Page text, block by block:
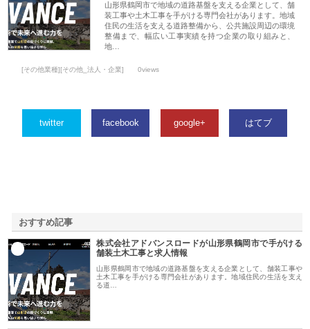
山形県鶴岡市で地域の道路基盤を支える企業として、舗
装工事や土木工事を手がける専門会社があります。地域
住民の生活を支える道路整備から、公共施設周辺の環境
整備まで、幅広い工事実績を持つ企業の取り組みと、
地…
[その他業種][その他_法人・企業] 0views
twitter facebook google+ はてブ
おすすめ記事
株式会社アドバンスロードが山形県鶴岡市で手がける
舗装土木工事と求人情報
山形県鶴岡市で地域の道路基盤を支える企業として、舗装工事や
土木工事を手がける専門会社があります。地域住民の生活を支え
る道…